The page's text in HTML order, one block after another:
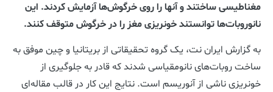
مغناطیسی ساختند و آنها را روی خرگوش‌ها آزمایش کردند. این
نانوروبات‌ها توانستند خونریزی مغز را در خرگوش متوقف کنند.
به گزارش ایران نت، یک گروه تحقیقاتی از بریتانیا و چین موفق به
ساخت روبات‌های نانومقیاسی شدند که قادر به جلوگیری از
خونریزی ناشی از آنوریسم است. نتایج این کار در قالب مقاله‌ای